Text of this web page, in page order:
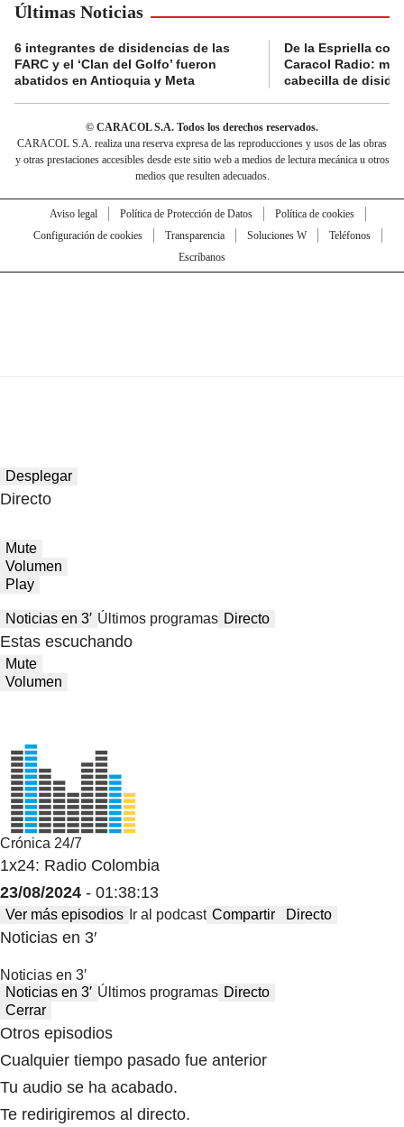
Últimas Noticias
6 integrantes de disidencias de las
FARC y el ‘Clan del Golfo’ fueron
abatidos en Antioquia y Meta
De la Espriella
Caracol Radio:
cabecilla de
© CARACOL S.A. Todos los derechos reservados.
CARACOL S.A. realiza una reserva expresa de las reproducciones y usos de las obras
y otras prestaciones accesibles desde este sitio web a medios de lectura mecánica u otros
medios que resulten adecuados.
Aviso legal Política de Protección de Datos
Política de cookies
Configuración de cookies
Transparencia Soluciones W
Teléfonos
Escríbanos
Desplegar
Directo
Mute
Volumen
Play
Noticias en 3′ Últimos programas Directo
Estas escuchando
Mute
Volumen
Crónica 24/7
1x24: Radio Colombia
23/08/2024 - 01:38:13
Ver más episodios Ir al podcast Compartir Directo
Noticias en 3′
Noticias en 3′
Noticias en 3′ Últimos programas Directo
Cerrar
Otros episodios
Cualquier tiempo pasado fue anterior
Tu audio se ha acabado.
Te redirigiremos al directo.